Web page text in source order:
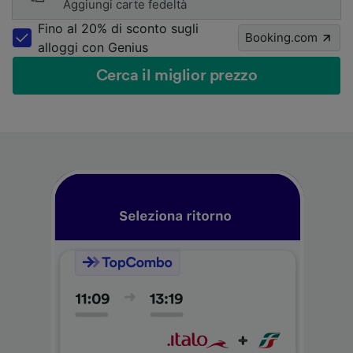
Aggiungi carte fedeltà
Fino al 20% di sconto sugli
alloggi con Genius
Booking.com
Cerca il miglior prezzo